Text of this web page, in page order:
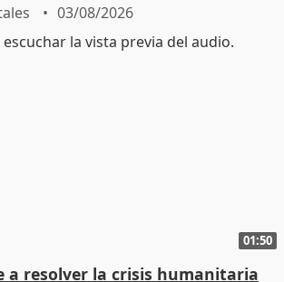
03/08/2026
01:50
a resolver la crisis humanitaria